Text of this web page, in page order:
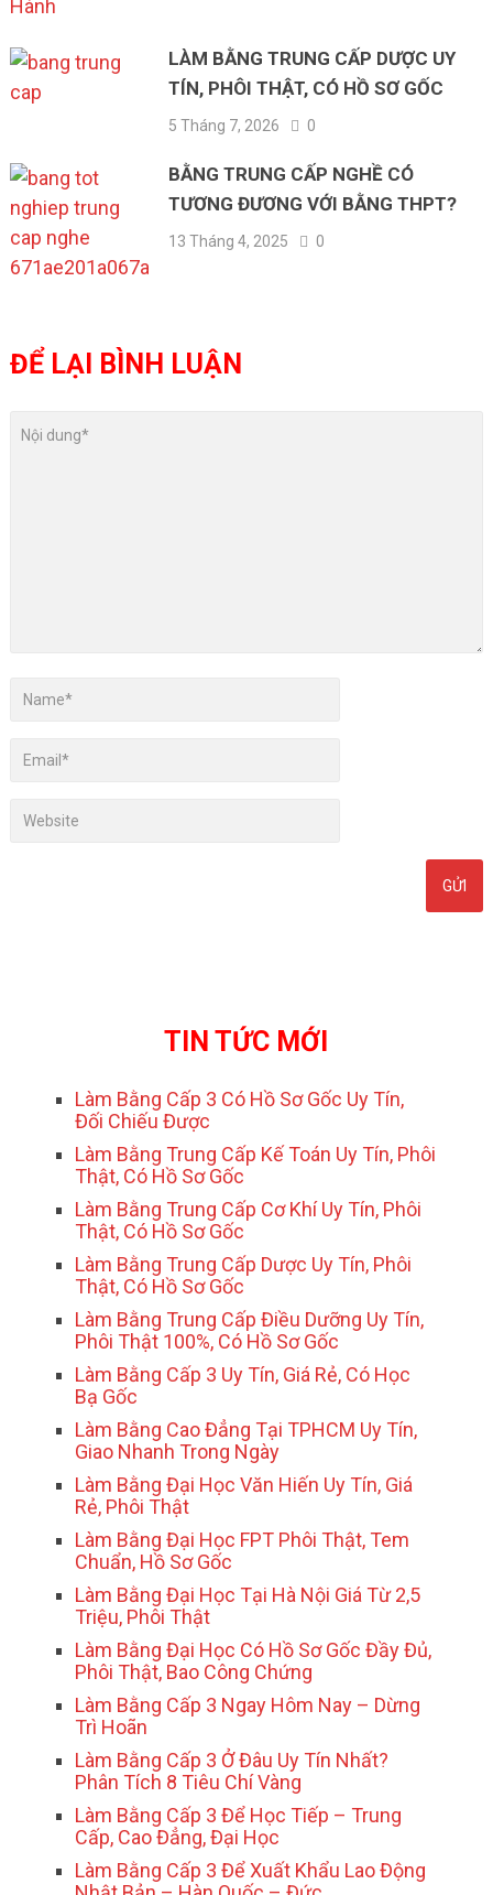
LÀM BẰNG TRUNG CẤP DƯỢC UY
TÍN, PHÔI THẬT, CÓ HỒ SƠ GỐC
5 Tháng 7, 2026 0
BẰNG TRUNG CẤP NGHỀ CÓ
TƯƠNG ĐƯƠNG VỚI BẰNG THPT?
13 Tháng 4, 2025 0
ĐỂ LẠI BÌNH LUẬN
TIN TỨC MỚI
Làm Bằng Cấp 3 Có Hồ Sơ Gốc Uy Tín,
Đối Chiếu Được
Làm Bằng Trung Cấp Kế Toán Uy Tín, Phôi
Thật, Có Hồ Sơ Gốc
Làm Bằng Trung Cấp Cơ Khí Uy Tín, Phôi
Thật, Có Hồ Sơ Gốc
Làm Bằng Trung Cấp Dược Uy Tín, Phôi
Thật, Có Hồ Sơ Gốc
Làm Bằng Trung Cấp Điều Dưỡng Uy Tín,
Phôi Thật 100%, Có Hồ Sơ Gốc
Làm Bằng Cấp 3 Uy Tín, Giá Rẻ, Có Học
Bạ Gốc
Làm Bằng Cao Đẳng Tại TPHCM Uy Tín,
Giao Nhanh Trong Ngày
Làm Bằng Đại Học Văn Hiến Uy Tín, Giá
Rẻ, Phôi Thật
Làm Bằng Đại Học FPT Phôi Thật, Tem
Chuẩn, Hồ Sơ Gốc
Làm Bằng Đại Học Tại Hà Nội Giá Từ 2,5
Triệu, Phôi Thật
Làm Bằng Đại Học Có Hồ Sơ Gốc Đầy Đủ,
Phôi Thật, Bao Công Chứng
Làm Bằng Cấp 3 Ngay Hôm Nay – Dừng
Trì Hoãn
Làm Bằng Cấp 3 Ở Đâu Uy Tín Nhất?
Phân Tích 8 Tiêu Chí Vàng
Làm Bằng Cấp 3 Để Học Tiếp – Trung
Cấp, Cao Đẳng, Đại Học
Làm Bằng Cấp 3 Để Xuất Khẩu Lao Động